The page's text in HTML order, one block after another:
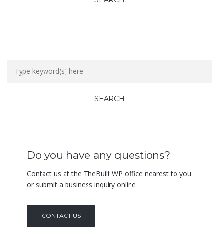
Do you have any questions?
Contact us at the TheBuilt WP office nearest to you
or submit a business inquiry online
CONTACT US